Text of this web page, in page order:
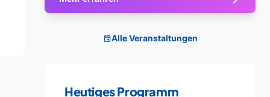
eventAlle Veranstaltungen
Heutiges Programm